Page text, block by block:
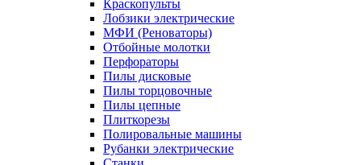
Краскопульты
Лобзики электрические
МФИ (Реноваторы)
Отбойные молотки
Перфораторы
Пилы дисковые
Пилы торцовочные
Пилы цепные
Плиткорезы
Полировальные машины
Рубанки электрические